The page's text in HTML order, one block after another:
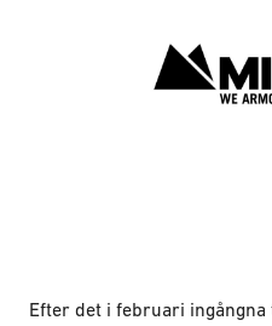
Efter det i februari